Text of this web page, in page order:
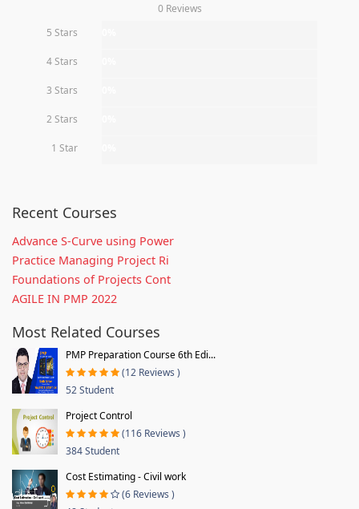
0 Reviews
5 Stars
4 Stars
3 Stars
2 Stars
1 Star
Recent Courses
Advance S-Curve using Power
Practice Managing Project Ri
Foundations of Projects Cont
AGILE IN PMP 2022
Most Related Courses
PMP Preparation Course 6th Edi...
(12 Reviews )
52 Student
Project Control
(116 Reviews )
384 Student
Cost Estimating - Civil work
(6 Reviews )